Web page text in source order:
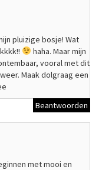
pluizige bosje! Wat
haha. Maar mijn
vooral met dit
Maak dolgraag een
Beantwoorden
met mooi en